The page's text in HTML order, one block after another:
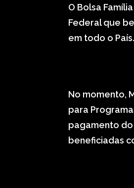
O Bolsa
Federal que
em todo o País.
No momento,
para
pagamento
beneficiadas